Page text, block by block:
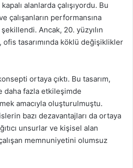
alanlarda çalışıyordu. Bu
çalışanların performansına
Ancak, 20. yüzyılın
tasarımında köklü değişiklikler
ortaya çıktı. Bu tasarım,
daha fazla etkileşimde
amacıyla oluşturulmuştu.
bazı dezavantajları da ortaya
unsurlar ve kişisel alan
memnuniyetini olumsuz